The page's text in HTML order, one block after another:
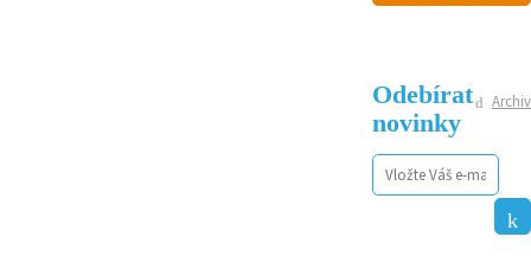
Archiv
Odebírat
novinky